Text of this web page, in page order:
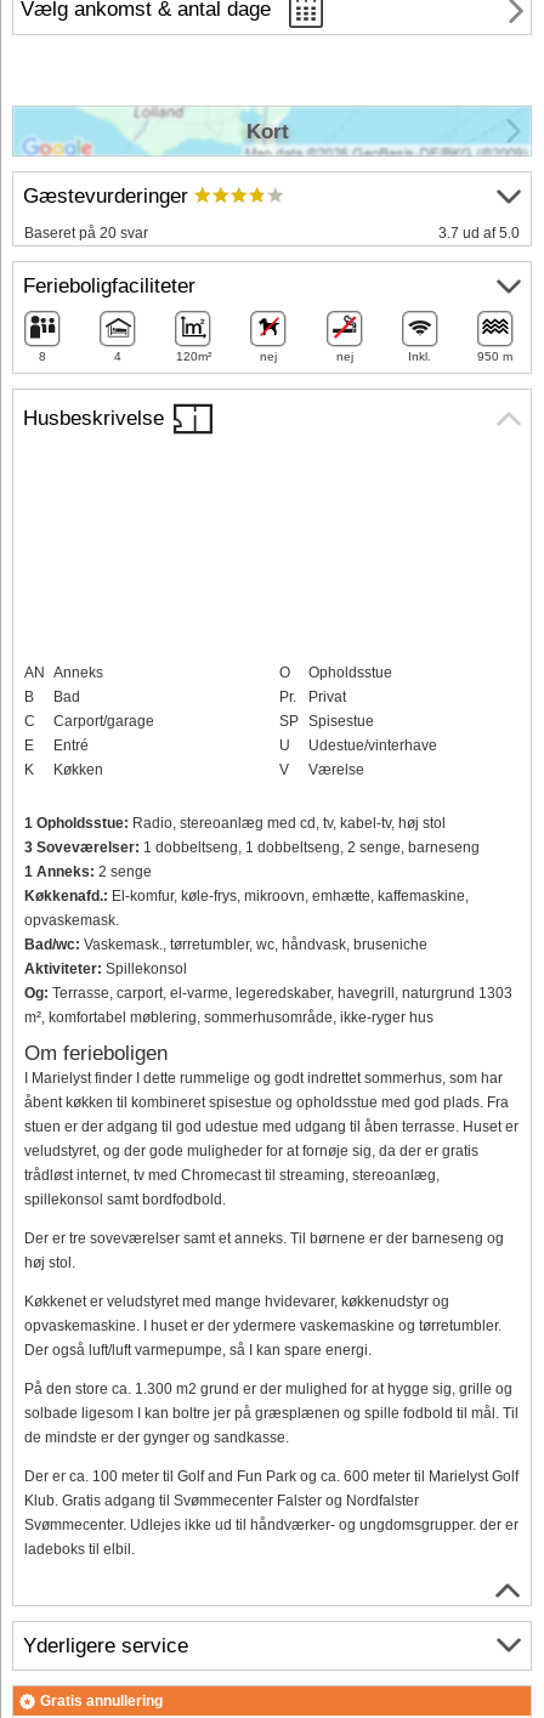
Vælg ankomst & antal dage
Husbeskrivelse
AN
Anneks
B
Bad
C
Carport/garage
E
Entré
K
Køkken
O
Opholdsstue
Pr.
Privat
SP Spisestue
U
Udestue/vinterhave
V
Værelse
1 Opholdsstue: Radio, stereoanlæg med cd, tv, kabel-tv, høj stol
3 Soveværelser: 1 dobbeltseng, 1 dobbeltseng, 2 senge, barneseng
1 Anneks: 2 senge
Køkkenafd.: El-komfur, køle-frys, mikroovn, emhætte, kaffemaskine,
opvaskemask.
Bad/wc: Vaskemask., tørretumbler, wc, håndvask, bruseniche
Aktiviteter: Spillekonsol
Og: Terrasse, carport, el-varme, legeredskaber, havegrill, naturgrund 1303
m², komfortabel møblering, sommerhusområde, ikke-ryger hus
Om ferieboligen
I Marielyst finder I dette rummelige og godt indrettet sommerhus, som har
åbent køkken til kombineret spisestue og opholdsstue med god plads. Fra
stuen er der adgang til god udestue med udgang til åben terrasse. Huset er
veludstyret, og der gode muligheder for at fornøje sig, da der er gratis
trådløst internet, tv med Chromecast til streaming, stereoanlæg,
spillekonsol samt bordfodbold.
Der er tre soveværelser samt et anneks. Til børnene er der barneseng og
høj stol.
Køkkenet er veludstyret med mange hvidevarer, køkkenudstyr og
opvaskemaskine. I huset er der ydermere vaskemaskine og tørretumbler.
Der også luft/luft varmepumpe, så I kan spare energi.
På den store ca. 1.300 m2 grund er der mulighed for at hygge sig, grille og
solbade ligesom I kan boltre jer på græsplænen og spille fodbold til mål. Til
de mindste er der gynger og sandkasse.
Der er ca. 100 meter til Golf and Fun Park og ca. 600 meter til Marielyst Golf
Klub. Gratis adgang til Svømmecenter Falster og Nordfalster
Svømmecenter. Udlejes ikke ud til håndværker- og ungdomsgrupper. der er
ladeboks til elbil.
Gæstevurderinger
Baseret på 20 svar 3.7 ud af 5.0
Ferieboligfaciliteter
8 4 120m² nej nej Inkl. 950 m
Yderligere service
Gratis annullering
Kort